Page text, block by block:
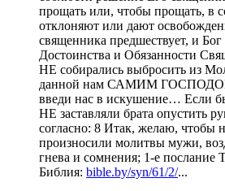
прощать или, чтобы прощать, в
отклоняют или дают
священника предшествует, и
Достоинства и Обязанности
НЕ собирались выбросить из
данной нам САМИМ
введи нас в искушение… Если
НЕ заставляли брата опустить
согласно: 8 Итак, желаю, чтобы
произносили молитвы мужи,
гнева и сомнения; 1-е послание
Библия: bible.by/syn/61/2/...